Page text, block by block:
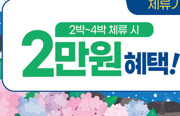
드 7번' 이강인, 맨시티 상대로 비공식 데뷔전
드리드 7번' 이강인, 맨시티 상대로 비공식 데뷔전
트럼프의 가자 평화 2차 15개조 평화안 '거부'
입단식에 '상암벌 들썩'…"세계적인 선수 되길"
중 저장성 타이저우시 해안에 상륙 (1보)
데뷔 앞둔 이강인, 맨시티전 선발 대신 '벤치 시작'
원·TK 당원투표 합산 김민석 48.54%로 승리…정